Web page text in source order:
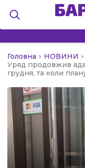
Головна
НОВИНИ
Уряд продовжив
грудня, та коли